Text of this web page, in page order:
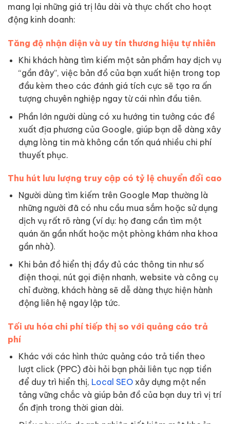
mang lại những giá trị lâu dài và thực chất cho hoạt
động kinh doanh:
Tăng độ nhận diện và uy tín thương hiệu tự nhiên
Khi khách hàng tìm kiếm một sản phẩm hay dịch vụ
“gần đây”, việc bản đồ của bạn xuất hiện trong top
đầu kèm theo các đánh giá tích cực sẽ tạo ra ấn
tượng chuyên nghiệp ngay từ cái nhìn đầu tiên.
Phần lớn người dùng có xu hướng tin tưởng các đề
xuất địa phương của Google, giúp bạn dễ dàng xây
dựng lòng tin mà không cần tốn quá nhiều chi phí
thuyết phục.
Thu hút lưu lượng truy cập có tỷ lệ chuyển đổi cao
Người dùng tìm kiếm trên Google Map thường là
những người đã có nhu cầu mua sắm hoặc sử dụng
dịch vụ rất rõ ràng (ví dụ: họ đang cần tìm một
quán ăn gần nhất hoặc một phòng khám nha khoa
gần nhà).
Khi bản đồ hiển thị đầy đủ các thông tin như số
điện thoại, nút gọi điện nhanh, website và công cụ
chỉ đường, khách hàng sẽ dễ dàng thực hiện hành
động liên hệ ngay lập tức.
Tối ưu hóa chi phí tiếp thị so với quảng cáo trả
phí
Khác với các hình thức quảng cáo trả tiền theo
lượt click (PPC) đòi hỏi bạn phải liên tục nạp tiền
để duy trì hiển thị, Local SEOxây dựng một nền
tảng vững chắc và giúp bản đồ của bạn duy trì vị trí
ổn định trong thời gian dài.